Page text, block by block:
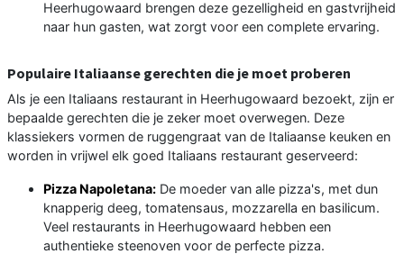
Heerhugowaard brengen deze gezelligheid en gastvrijheid
naar hun gasten, wat zorgt voor een complete ervaring.
Populaire Italiaanse gerechten die je moet proberen
Als je een Italiaans restaurant in Heerhugowaard bezoekt, zijn er
bepaalde gerechten die je zeker moet overwegen. Deze
klassiekers vormen de ruggengraat van de Italiaanse keuken en
worden in vrijwel elk goed Italiaans restaurant geserveerd:
Pizza Napoletana: De moeder van alle pizza's, met dun
knapperig deeg, tomatensaus, mozzarella en basilicum.
Veel restaurants in Heerhugowaard hebben een
authentieke steenoven voor de perfecte pizza.